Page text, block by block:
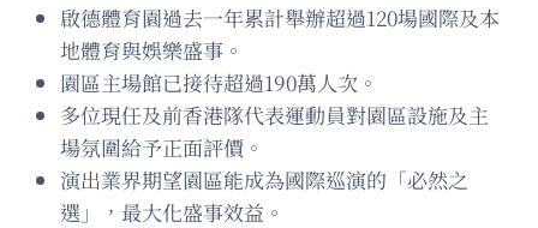
啟德體育園過去一年累計舉辦超過120場國際及本
地體育與娛樂盛事。
園區主場館已接待超過190萬人次。
多位現任及前香港隊代表運動員對園區設施及主
場氛圍給予正面評價。
演出業界期望園區能成為國際巡演的「必然之
選」，最大化盛事效益。